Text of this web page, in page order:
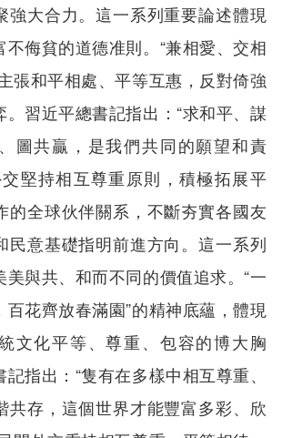
強大合力。這一系列重要論述體現
不侮貧的道德准則。“兼相愛、交相
張和平相處、平等互惠，反對倚強
。習近平總書記指出：“求和平、謀
圖共贏，是我們共同的願望和責
堅持相互尊重原則，積極拓展平
的全球伙伴關系，不斷夯實各國友
民意基礎指明前進方向。這一系列
美與共、和而不同的價值追求。“一
百花齊放春滿園”的精神底蘊，體現
文化平等、尊重、包容的博大胸
指出：“隻有在多樣中相互尊重、
共存，這個世界才能豐富多彩、欣